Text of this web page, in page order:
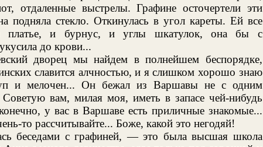
отдаленные выстрелы. Графине осточертели эти
подняла стекло. Откинулась в угол кареты. Ей все
и бурнус, и углы шкатулок, она бы с
до крови...
дворец мы найдем в полнейшем беспорядке,
славится алчностью, и я слишком хорошо знаю
и мелочен... Он бежал из Варшавы не с одним
вам, милая моя, иметь в запасе чей-нибудь
у вас в Варшаве есть приличные знакомые...
то рассчитывайте... Боже, какой это негодяй!
беседами с графиней, — это была высшая школа